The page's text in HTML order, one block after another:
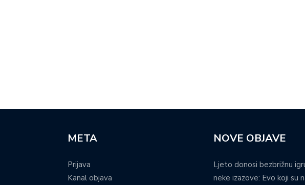
META
Prijava
Kanal objava
NOVE OBJAVE
Ljeto donosi bezbrižnu
neke izazove: Evo koji su